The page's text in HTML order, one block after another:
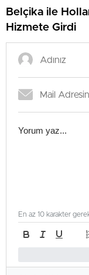
Belçika ile
Hizmete Girdi
En az 10 karakter